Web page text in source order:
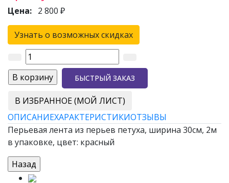
Цена: 2 800 ₽
Узнать о возможных скидках
БЫСТРЫЙ ЗАКАЗ
В ИЗБРАННОЕ (МОЙ ЛИСТ)
ОПИСАНИЕХАРАКТЕРИСТИКИОТЗЫВЫ
Перьевая лента из перьев петуха, ширина 30см, 2м
в упаковке, цвет: красный